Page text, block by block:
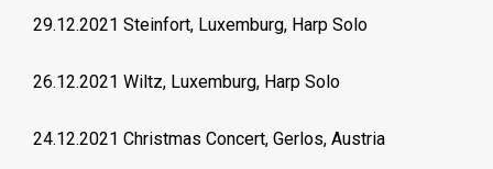
29.12.2021 Steinfort, Luxemburg, Harp Solo
26.12.2021 Wiltz, Luxemburg, Harp Solo
24.12.2021 Christmas Concert, Gerlos, Austria